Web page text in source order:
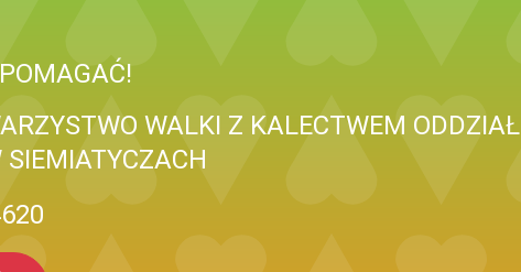
WALKI Z KALECTWEM ODDZIAŁ
SIEMIATYCZACH